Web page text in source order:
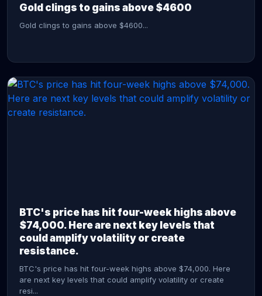
Gold clings to gains above $4600
Gold clings to gains above $4600...
BTC's price has hit four-week highs above
$74,000. Here are next key levels that
could amplify volatility or create
resistance.
BTC's price has hit four-week highs above $74,000. Here
are next key levels that could amplify volatility or create
resi...